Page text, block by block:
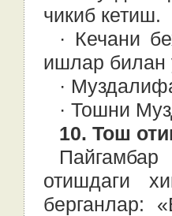
чикиб кетиш.
· Кечани
ишлар билан
·
· Тошни
10. Тош
отишдаги
берганлар: